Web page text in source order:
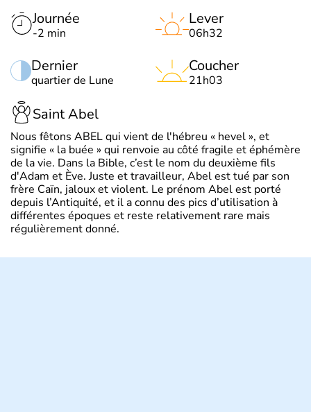
Journée
-2 min
Dernier
quartier de Lune
Lever
06h32
Coucher
21h03
Saint Abel
Nous fêtons ABEL qui vient de l'hébreu « hevel », et
signifie « la buée » qui renvoie au côté fragile et éphémère
de la vie. Dans la Bible, c’est le nom du deuxième fils
d'Adam et Ève. Juste et travailleur, Abel est tué par son
frère Caïn, jaloux et violent. Le prénom Abel est porté
depuis l’Antiquité, et il a connu des pics d’utilisation à
différentes époques et reste relativement rare mais
régulièrement donné.